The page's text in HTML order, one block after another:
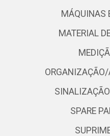
MÁQUINAS
MATERIAL
SPARE